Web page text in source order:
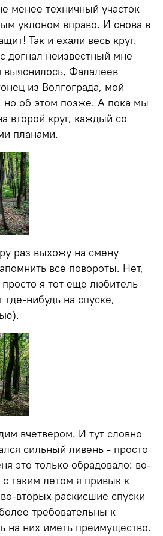
менее техничный участок
уклоном вправо. И снова в
Так и ехали весь круг.
догнал неизвестный мне
выяснилось, Фалалеев
из Волгограда, мой
но об этом позже. А пока мы
второй круг, каждый со
планами.
раз выхожу на смену
все повороты. Нет,
просто я тот еще любитель
где-нибудь на спуске,
вчетвером. И тут словно
сильный ливень - просто
это только обрадовало: во-
таким летом я привык к
вторых раскисшие спуски
требовательны к
на них иметь преимущество.